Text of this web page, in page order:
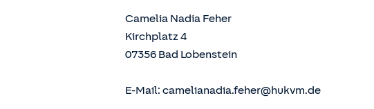
Camelia Nadia Feher
Kirchplatz 4
07356 Bad Lobenstein
E-Mail: camelianadia.feher@hukvm.de